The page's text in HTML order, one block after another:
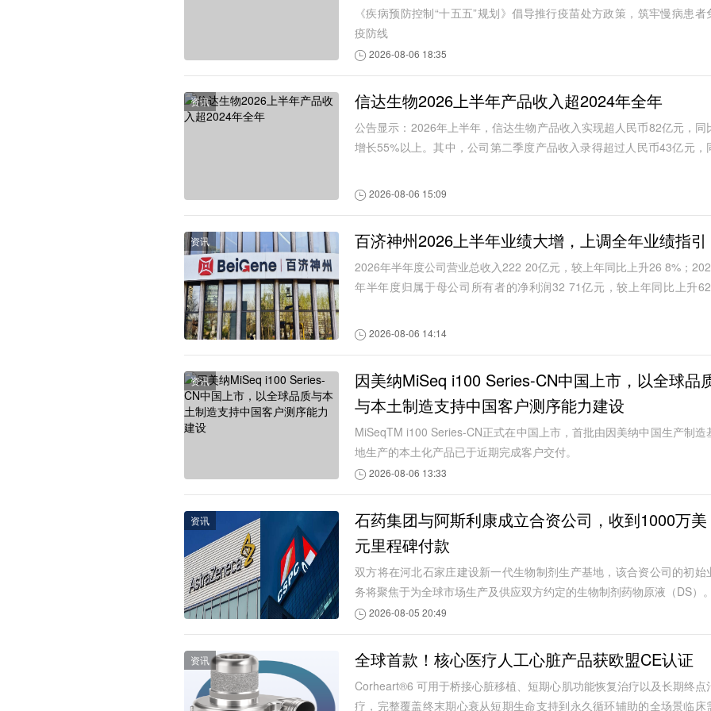
《疾病预防控制“十五五”规划》倡导推行疫苗处方政策，筑牢慢病患者
疫防线
2026-08-06 18:35
资讯 信达生物2026上半年产品收入超2024年全年
公告显示：2026年上半年，信达生物产品收入实现超人民币82亿元，同
增长55%以上。其中，公司第二季度产品收入录得超过人民币43亿元，
2026-08-06 15:09
资讯 百济神州2026上半年业绩大增，上调全年业绩指引
2026年半年度公司营业总收入222 20亿元，较上年同比上升26 8%；
年半年度归属于母公司所有者的净利润32 71亿元，较上年同比上升
2026-08-06 14:14
资讯
因美纳MiSeq i100 Series-CN中国上市，以全球品
与本土制造支持中国客户测序能力建设
MiSeqTM i100 Series-CN正式在中国上市，首批由因美纳中国生产制造
地生产的本土化产品已于近期完成客户交付。
2026-08-06 13:33
资讯
石药集团与阿斯利康成立合资公司，收到1000万美
元里程碑付款
双方将在河北石家庄建设新一代生物制剂生产基地，该合资公司的初始
务将聚焦于为全球市场生产及供应双方约定的生物制剂药物原液（DS）。
2026-08-05 20:49
资讯 全球首款！核心医疗人工心脏产品获欧盟CE认证
Corheart®6 可用于桥接心脏移植、短期心肌功能恢复治疗以及长期终点
疗，完整覆盖终末期心衰从短期生命支持到永久循环辅助的全场景临床